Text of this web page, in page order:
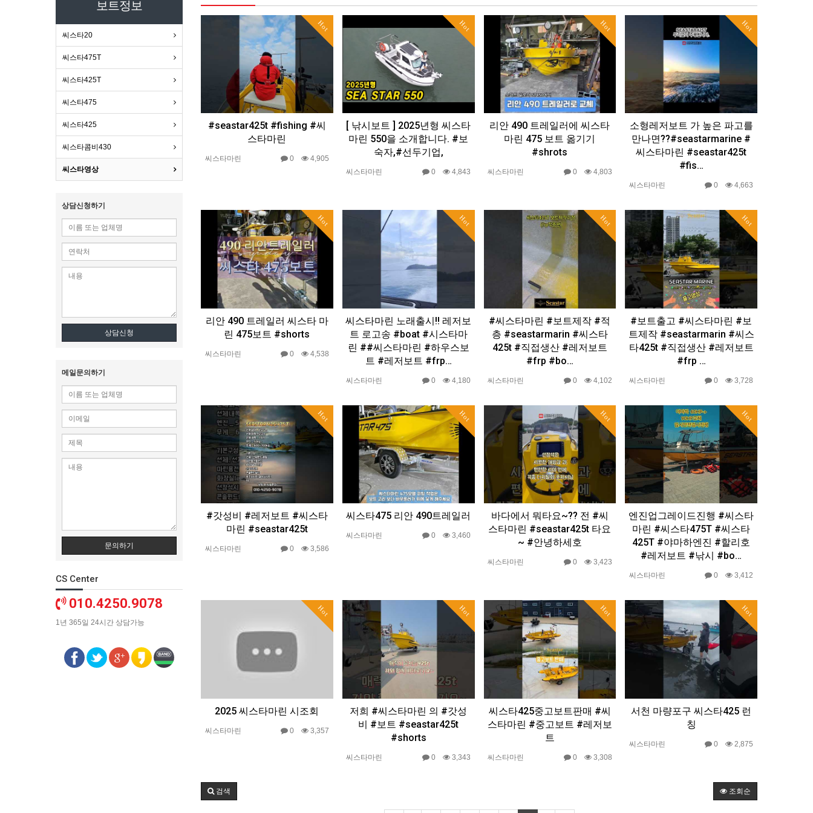
Hot
#seastar425t #fishing #씨
스타마린
씨스타마린 0 4,905
Hot
[ 낚시보트 ] 2025년형 씨스타
마린 550을 소개합니다. #보
숙자,#선두기업,
씨스타마린 0 4,843
Hot
리안 490 트레일러에 씨스타
마린 475 보트 옮기기
#shrots
씨스타마린 0 4,803
Hot
소형레저보트 가 높은 파고를
만나면??#seastarmarine #
씨스타마린 #seastar425t
#fis…
씨스타마린 0 4,663
Hot
리안 490 트레일러 씨스타 마
린 475보트 #shorts
씨스타마린 0 4,538
Hot
씨스타마린 노래출시!! 레저보
트 로고송 #boat #시스타마
린 ##씨스타마린 #하우스보
트 #레저보트 #frp…
씨스타마린 0 4,180
Hot
#씨스타마린 #보트제작 #적
층 #seastarmarin #씨스타
425t #직접생산 #레저보트
#frp #bo…
씨스타마린 0 4,102
Hot
#보트출고 #씨스타마린 #보
트제작 #seastarmarin #씨스
타425t #직접생산 #레저보트
#frp …
씨스타마린 0 3,728
Hot
#갓성비 #레저보트 #씨스타
마린 #seastar425t
씨스타마린 0 3,586
Hot
씨스타475 리안 490트레일러
씨스타마린 0 3,460
Hot
바다에서 뭐타요~?? 전 #씨
스타마린 #seastar425t 타요
~ #안녕하세호
씨스타마린 0 3,423
Hot
엔진업그레이드진행 #씨스타
마린 #씨스타475T #씨스타
425T #야마하엔진 #할리호
#레저보트 #낚시 #bo…
씨스타마린 0 3,412
Hot
2025 씨스타마린 시조회
씨스타마린 0 3,357
Hot
저희 #씨스타마린 의 #갓성
비 #보트 #seastar425t
#shorts
씨스타마린 0 3,343
Hot
씨스타425중고보트판매 #씨
스타마린 #중고보트 #레저보
트
씨스타마린 0 3,308
Hot
서천 마량포구 씨스타425 런
칭
씨스타마린 0 2,875
조회순
검색
보트정보
씨스타20
씨스타475T
씨스타425T
씨스타475
씨스타425
씨스타콤비430
씨스타영상
상담신청하기
상담신청
메일문의하기
문의하기
CS Center
010.4250.9078
1년 365일 24시간 상담가능